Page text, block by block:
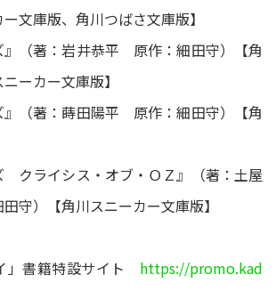
文庫版、角川つばさ文庫版】
』（著：岩井恭平 原作：細田守）【角
ーカー文庫版】
』（著：蒔田陽平 原作：細田守）【角
クライシス・オブ・ＯＺ』（著：土屋
守）【角川スニーカー文庫版】
」書籍特設サイト https://promo.kad